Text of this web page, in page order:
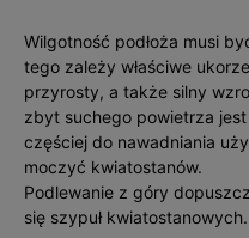
Wilgotność podłoża musi
tego zależy właściwe
przyrosty, a także silny
zbyt su­chego powietrza
częściej do nawadniania
moczyć kwiatostanów.
Podlewanie z góry
się szypuł kwiatostanowych.